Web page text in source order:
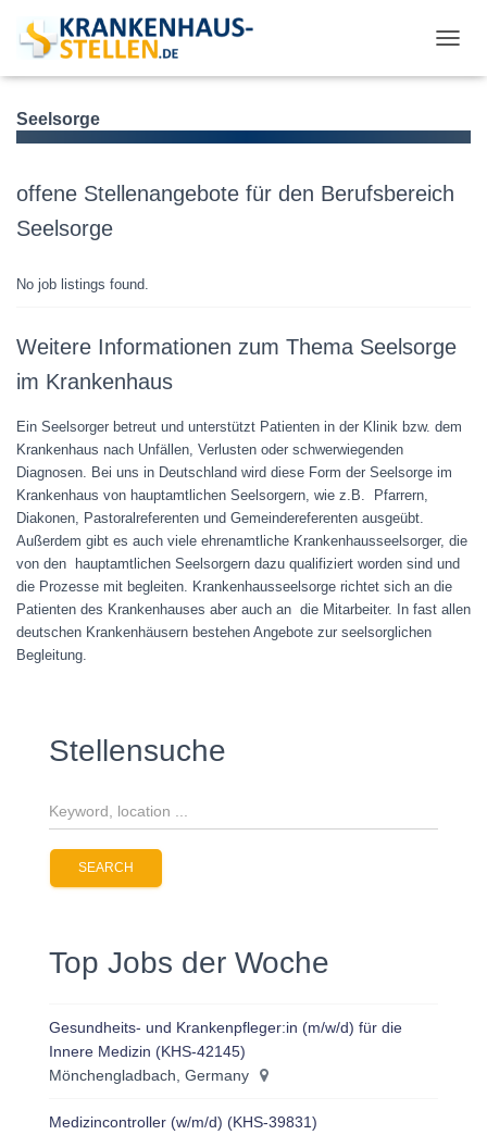
O
A
O
Seelsorge
offene Stellenangebote für den Berufsbereich
Seelsorge
No job listings found.
Weitere Informationen zum Thema Seelsorge
im Krankenhaus
Ein Seelsorger betreut und unterstützt Patienten in der Klinik bzw. dem
Krankenhaus nach Unfällen, Verlusten oder schwerwiegenden
Diagnosen. Bei uns in Deutschland wird diese Form der Seelsorge im
Krankenhaus von hauptamtlichen Seelsorgern, wie z.B. Pfarrern,
Diakonen, Pastoralreferenten und Gemeindereferenten ausgeübt.
Außerdem gibt es auch viele ehrenamtliche Krankenhausseelsorger, die
von den hauptamtlichen Seelsorgern dazu qualifiziert worden sind und
die Prozesse mit begleiten. Krankenhausseelsorge richtet sich an die
Patienten des Krankenhauses aber auch an die Mitarbeiter. In fast allen
deutschen Krankenhäusern bestehen Angebote zur seelsorglichen
Begleitung.
Stellensuche
Top Jobs der Woche
Gesundheits- und Krankenpfleger:in (m/w/d) für die
Innere Medizin (KHS-42145)
Mönchengladbach, Germany
Medizincontroller (w/m/d) (KHS-39831)